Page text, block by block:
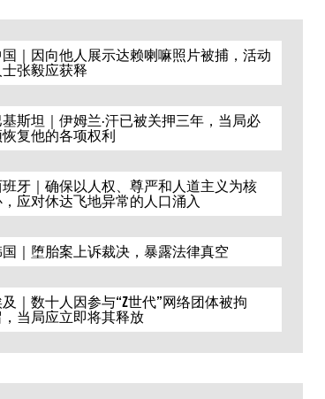
｜因向他人展示达赖喇嘛照片被捕，活动
士张毅应获释
基斯坦｜伊姆兰·汗已被关押三年，当局必
复他的各项权利
班牙｜确保以人权、尊严和人道主义为核
应对休达飞地异常的人口涌入
｜堕胎案上诉裁决，暴露法律真空
｜数十人因参与“Z世代”网络团体被拘
，当局应立即将其释放